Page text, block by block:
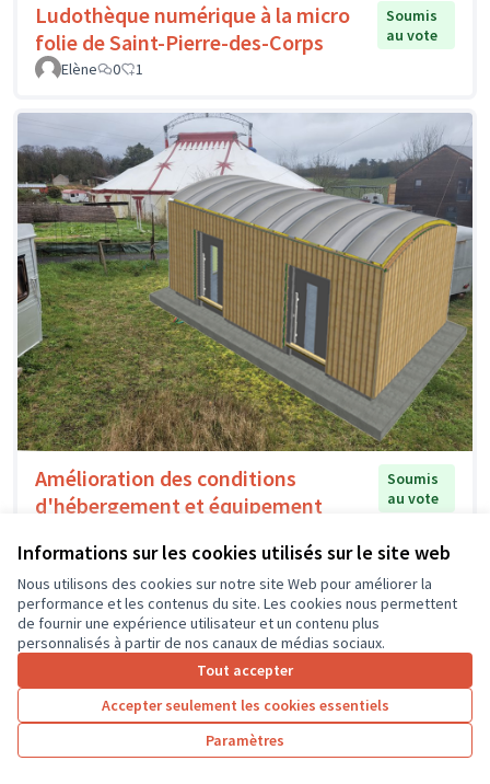
Informations sur les cookies utilisés sur le site web
Nous utilisons des cookies sur notre site Web pour améliorer la
performance et les contenus du site. Les cookies nous permettent
de fournir une expérience utilisateur et un contenu plus
personnalisés à partir de nos canaux de médias sociaux.
Tout accepter
Accepter seulement les cookies essentiels
Paramètres
Ludothèque numérique à la micro
folie de Saint-Pierre-des-Corps
Soumis
au vote
Elène
0 1
Amélioration des conditions
d'hébergement et équipement
Soumis
au vote
Héka 0 0